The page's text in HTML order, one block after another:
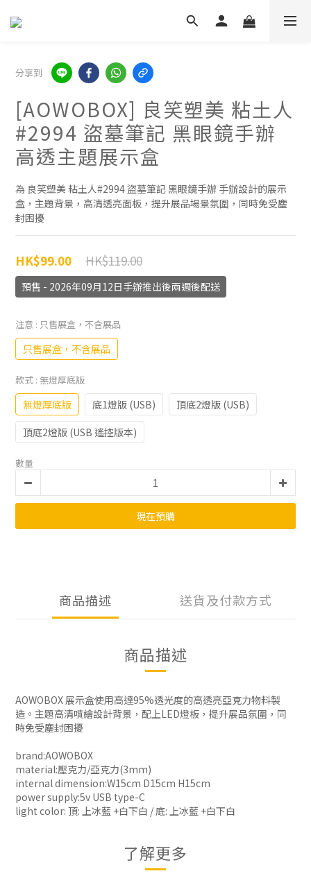
分享到
[AOWOBOX] 良笑塑美 粘土人
#2994 盜墓筆記 黑眼鏡手辦
高透主題展示盒
為 良笑塑美 粘土人#2994 盜墓筆記 黑眼鏡手辦 手辦設計的展示
盒，主題背景，高清透亮面板，提升展品場景氛圍，同時免受塵
封困擾
HK$119.00
HK$99.00
預售 - 2026年09月12日手辦推出後兩週後配送
注意 : 只售展盒，不含展品
只售展盒，不含展品
款式 : 無燈厚底版
無燈厚底版 底1燈版 (USB)
頂底2燈版 (USB)
頂底2燈版 (USB 遙控版本)
數量
現在預購
商品描述 送貨及付款方式
商品描述
AOWOBOX 展示盒使用高達95%透光度的高透亮亞克力物料製
造。主題高清噴繪設計背景，配上LED燈板，提升展品氛圍，同
時免受塵封困擾
brand:AOWOBOX
material:壓克力/亞克力(3mm)
internal dimension:W15cm D15cm H15cm
power supply:5v USB type-C
light color: 頂: 上冰藍 +白下白 / 底: 上冰藍 +白下白
了解更多